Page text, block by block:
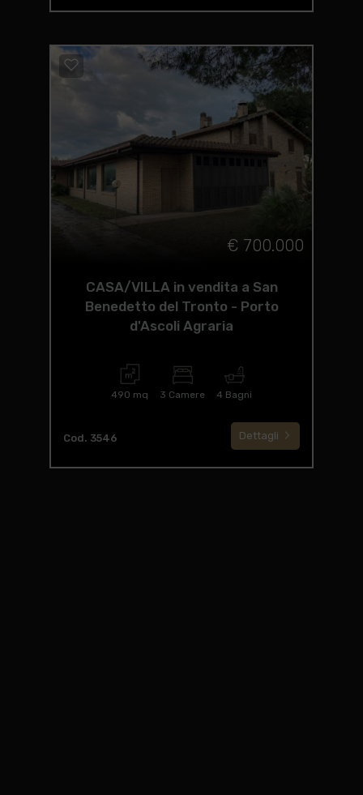
€ 700.000
CASA/VILLA in vendita a San
Benedetto del Tronto - Porto
d'Ascoli Agraria
490 mq 3 Camere 4 Bagni
Cod. 3546 Dettagli